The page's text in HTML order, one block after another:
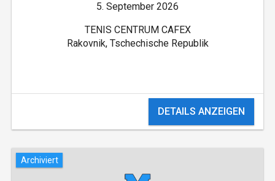
5. September 2026
TENIS CENTRUM CAFEX
Rakovnik, Tschechische Republik
DETAILS ANZEIGEN
Archiviert